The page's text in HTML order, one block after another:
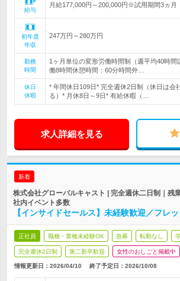
給与
月給177,000円～200,000円※試用期間3ヵ月
初年度
年収
247万円～280万円
勤務
時間
1ヶ月単位の変形労働時間制（週平均40時間
働8時間休憩時間：60分時間外…
休日
休暇
* 年間休日109日* 完全週休2日制（休日は会
る）* 月休8日～9日* 有給休暇（…
求人詳細を見る
新着
株式会社グローバルキャスト | 完全週休二日制｜残
社内イベント多数
【インサイドセールス】未経験歓迎／フレ
正社員 職種・業種未経験OK 急募 転勤なし
完全週休2日制 第二新卒歓迎 女性のおしごと掲載中
情報更新日：2026/04/10 終了予定日： 2026/10/08